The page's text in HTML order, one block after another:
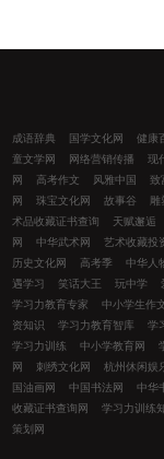
成语辞典 国学文化网 健康
童文学网
网络营销传播 现
网
高考作文 风雅中国 致
网
珠宝文化网 故事谷 雕
术品收藏证书查询
天赋邂逅
网
中华武术网 艺术收藏投
历史文化网
高考季 中华人
遇学习
笑话大王 玩中学
学习力教育专家
中小学生作
资知识
学习力教育智库 学
学习力训练
中小学教育网
网
刺绣文化网 杭州休闲娱
国油画网
中国书法网 中华
收藏证书查询网
学习力训练
策划网